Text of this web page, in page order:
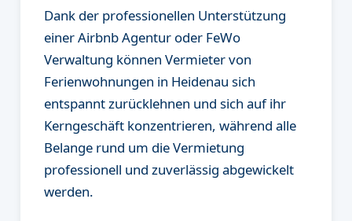
Dank der professionellen Unterstützung
einer Airbnb Agentur oder FeWo
Verwaltung können Vermieter von
Ferienwohnungen in Heidenau sich
entspannt zurücklehnen und sich auf ihr
Kerngeschäft konzentrieren, während alle
Belange rund um die Vermietung
professionell und zuverlässig abgewickelt
werden.